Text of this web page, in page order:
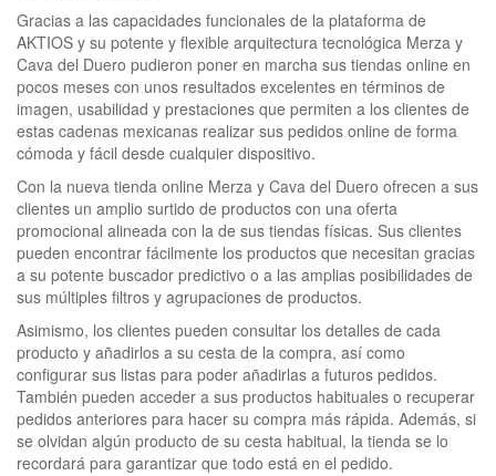
Gracias a las capacidades funcionales de la plataforma de
AKTIOS y su potente y flexible arquitectura tecnológica Merza y
Cava del Duero pudieron poner en marcha sus tiendas online en
pocos meses con unos resultados excelentes en términos de
imagen, usabilidad y prestaciones que permiten a los clientes de
estas cadenas mexicanas realizar sus pedidos online de forma
cómoda y fácil desde cualquier dispositivo.
Con la nueva tienda online Merza y Cava del Duero ofrecen a sus
clientes un amplio surtido de productos con una oferta
promocional alineada con la de sus tiendas físicas. Sus clientes
pueden encontrar fácilmente los productos que necesitan gracias
a su potente buscador predictivo o a las amplias posibilidades de
sus múltiples filtros y agrupaciones de productos.
Asimismo, los clientes pueden consultar los detalles de cada
producto y añadirlos a su cesta de la compra, así como
configurar sus listas para poder añadirlas a futuros pedidos.
También pueden acceder a sus productos habituales o recuperar
pedidos anteriores para hacer su compra más rápida. Además, si
se olvidan algún producto de su cesta habitual, la tienda se lo
recordará para garantizar que todo está en el pedido.